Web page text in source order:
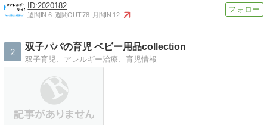
2020182
週間IN:6 週間OUT:78 月間IN:12
2
双子パパの育児 ベビー用品collection
双子育児、アレルギー治療、育児情報